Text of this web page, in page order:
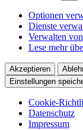
Optionen
Dienste
Verwalten
Lese mehr
Akzeptieren
Einstellungen
Cookie-
Datenschutz
Impressum